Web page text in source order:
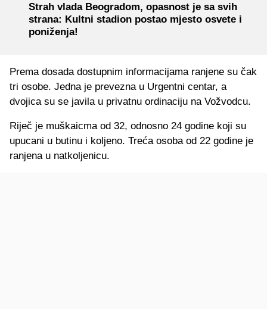
Strah vlada Beogradom, opasnost je sa svih
strana: Kultni stadion postao mjesto osvete i
poniženja!
Prema dosada dostupnim informacijama ranjene su čak
tri osobe. Jedna je prevezna u Urgentni centar, a
dvojica su se javila u privatnu ordinaciju na Vožvodcu.
Riječ je muškaicma od 32, odnosno 24 godine koji su
upucani u butinu i koljeno. Treća osoba od 22 godine je
ranjena u natkoljenicu.